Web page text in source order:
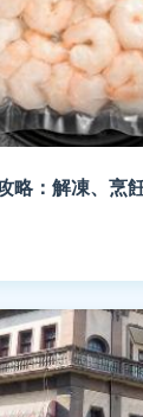
略：解凍、烹